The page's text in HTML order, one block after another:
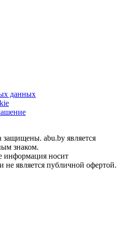
данных
abu.by является
знаком.
информация носит
является публичной офертой.